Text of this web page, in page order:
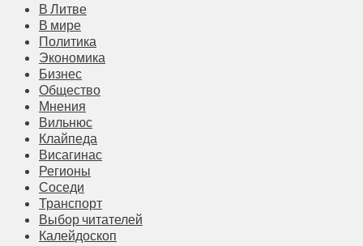
В Литве
В мире
Политика
Экономика
Бизнес
Общество
Мнения
Вильнюс
Клайпеда
Висагинас
Регионы
Соседи
Транспорт
Выбор читателей
Калейдоскоп